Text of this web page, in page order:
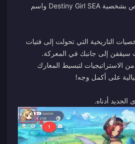
3. سيتم عرض UID الخاص بشخصية Destiny Girl SEA واسم
التاريخية التي تحولت إلى فتيات
سيقفن إلى جانبك في المعركة.
لتبسيط المعارك
أدناه.